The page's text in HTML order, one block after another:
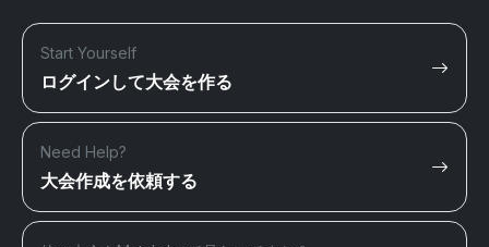
Start Yourself
ログインして大会を作る
Need Help?
大会作成を依頼する